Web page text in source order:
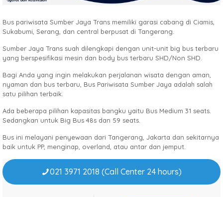
Bus pariwisata Sumber Jaya Trans memiliki garasi cabang di Ciamis,
Sukabumi, Serang, dan central berpusat di Tangerang.
Sumber Jaya Trans suah dilengkapi dengan unit-unit big bus terbaru
yang berspesifikasi mesin dan body bus terbaru SHD/Non SHD.
Bagi Anda yang ingin melakukan perjalanan wisata dengan aman,
nyaman dan bus terbaru, Bus Pariwisata Sumber Jaya adalah salah
satu pilihan terbaik.
Ada beberapa pilihan kapasitas bangku yaitu Bus Medium 31 seats.
Sedangkan untuk Big Bus 48s dan 59 seats.
Bus ini melayani penyewaan dari Tangerang, Jakarta dan sekitarnya
baik untuk PP, menginap, overland, atau antar dan jemput.
021 3971 2018 (Call Center 24 hours)